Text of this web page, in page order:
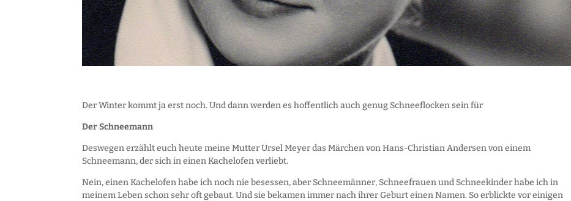
Der Winter kommt ja erst noch. Und dann werden es hoffentlich auch genug Schneeflocken sein für
Der Schneemann
Deswegen erzählt euch heute meine Mutter Ursel Meyer das Märchen von Hans-Christian Andersen von einem
Schneemann, der sich in einen Kachelofen verliebt.
Nein, einen Kachelofen habe ich noch nie besessen, aber Schneemänner, Schneefrauen und Schneekinder habe ich in
meinem Leben schon sehr oft gebaut. Und sie bekamen immer nach ihrer Geburt einen Namen. So erblickte vor einigen